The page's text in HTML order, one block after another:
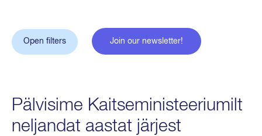
Pälvisime Kaitseministeeriumilt
neljandat aastat järjest
Open filters Join our newsletter!